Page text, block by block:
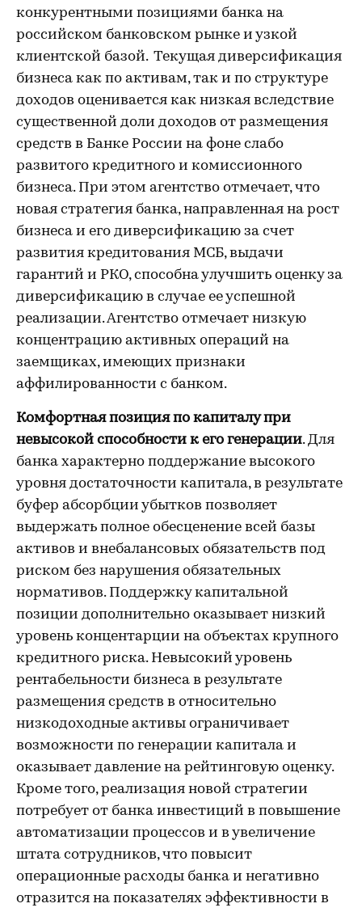
конкурентными позициями банка на
российском банковском рынке и узкой
клиентской базой. Текущая диверсификация
бизнеса как по активам, так и по структуре
доходов оценивается как низкая вследствие
существенной доли доходов от размещения
средств в Банке России на фоне слабо
развитого кредитного и комиссионного
бизнеса. При этом агентство отмечает, что
новая стратегия банка, направленная на рост
бизнеса и его диверсификацию за счет
развития кредитования МСБ, выдачи
гарантий и РКО, способна улучшить оценку за
диверсификацию в случае ее успешной
реализации. Агентство отмечает низкую
концентрацию активных операций на
заемщиках, имеющих признаки
аффилированности с банком.
Комфортная позиция по капиталу при
невысокой способности к его генерации. Для
банка характерно поддержание высокого
уровня достаточности капитала, в результате
буфер абсорбции убытков позволяет
выдержать полное обесценение всей базы
активов и внебалансовых обязательств под
риском без нарушения обязательных
нормативов. Поддержку капитальной
позиции дополнительно оказывает низкий
уровень концентарции на объектах крупного
кредитного риска. Невысокий уровень
рентабельности бизнеса в результате
размещения средств в относительно
низкодоходные активы ограничивает
возможности по генерации капитала и
оказывает давление на рейтинговую оценку.
Кроме того, реализация новой стратегии
потребует от банка инвестиций в повышение
автоматизации процессов и в увеличение
штата сотрудников, что повысит
операционные расходы банка и негативно
отразится на показателях эффективности в